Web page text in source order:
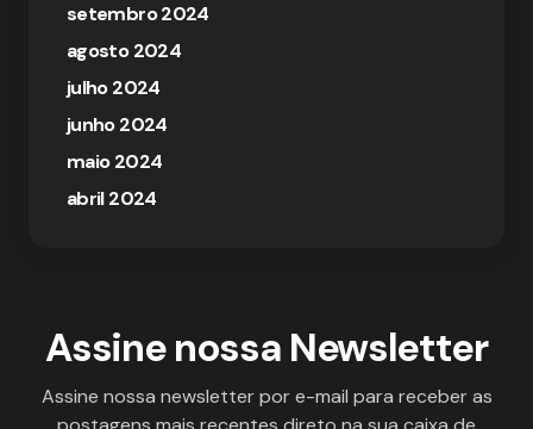
setembro 2024
agosto 2024
julho 2024
junho 2024
maio 2024
abril 2024
Assine nossa Newsletter
Assine nossa newsletter por e-mail para receber as